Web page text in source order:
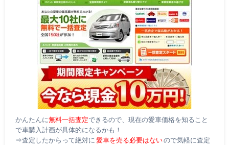
かんたんに無料一括査定できるので、現在の愛車価格を知ること
で車購入計画が具体的になるかも！
⇒査定したからって絶対に愛車を売る必要はないので気軽に査定